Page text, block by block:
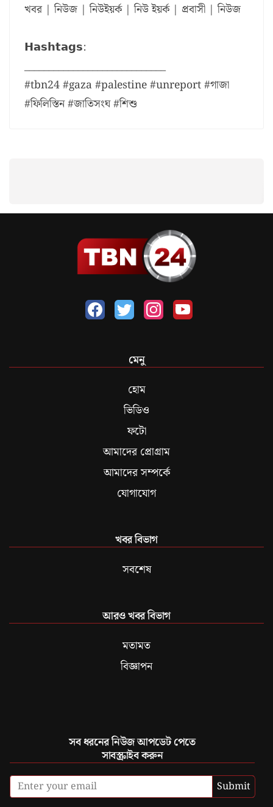
খবর | নিউজ | নিউইয়র্ক | নিউ ইয়র্ক | প্রবাসী | নিউজ
𝗛𝗮𝘀𝗵𝘁𝗮𝗴𝘀:
_____________________________
#tbn24 #gaza #palestine #unreport #গাজা
#ফিলিস্তিন #জাতিসংঘ #শিশু
মেনু
হোম
ভিডিও
ফটো
আমাদের প্রোগ্রাম
আমাদের সম্পর্কে
যোগাযোগ
খবর বিভাগ
সবশেষ
আরও খবর বিভাগ
মতামত
বিজ্ঞাপন
সব ধরনের নিউজ আপডেট পেতে
সাবস্ক্রাইব করুন
Submit